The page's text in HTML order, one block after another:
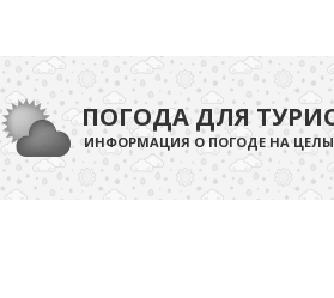
ПОГОДА ДЛЯ
ИНФОРМАЦИЯ О ПОГОДЕ НА